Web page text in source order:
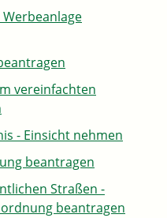
vereinfachten
- Einsicht nehmen
beantragen
Straßen -
beantragen